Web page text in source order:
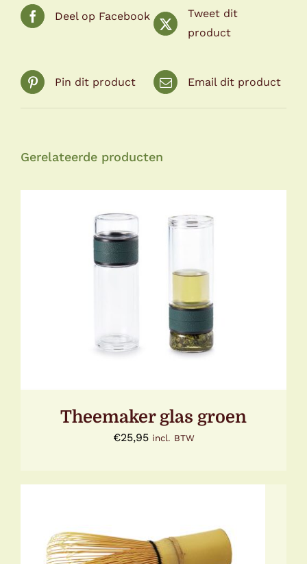
Deel op Facebook
Tweet dit
product
Pin dit product Email dit product
Gerelateerde producten
DETAILS
Theemaker glas groen
€25,95 incl. BTW